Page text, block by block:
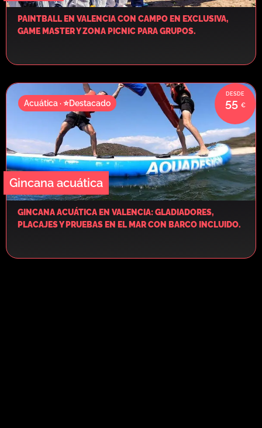
PAINTBALL EN VALENCIA CON CAMPO EN EXCLUSIVA,
GAME MASTER Y ZONA PICNIC PARA GRUPOS.
Gincana acuática
55
Acuática · ⭐Destacado
GINCANA ACUÁTICA EN VALENCIA: GLADIADORES,
PLACAJES Y PRUEBAS EN EL MAR CON BARCO INCLUIDO.